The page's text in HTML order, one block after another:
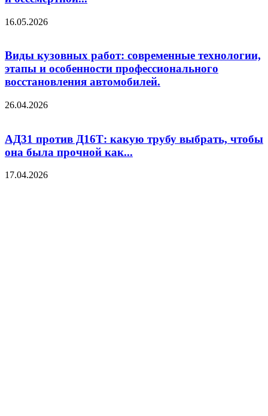
16.05.2026
Виды кузовных работ: современные технологии,
этапы и особенности профессионального
восстановления автомобилей.
26.04.2026
АД31 против Д16Т: какую трубу выбрать, чтобы
она была прочной как...
17.04.2026